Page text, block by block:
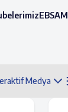
EBSAM
Medya